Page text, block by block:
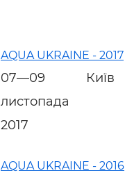
AQUA UKRAINE - 2017
07—09
листопада
2017
Київ
AQUA UKRAINE - 2016